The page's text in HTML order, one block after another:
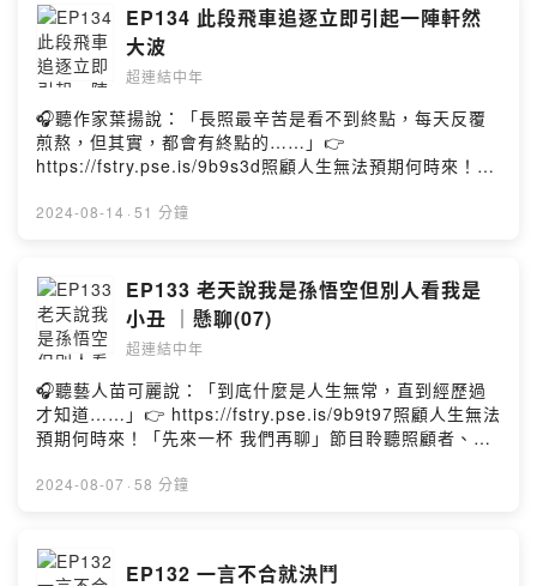
是，當越來越多3A級的遊戲開始強調其政確價值遠遠大過
於其遊戲性價值時，似乎是本末倒置。於是，一個全新的
名詞「政確型遊戲」油然而生。本集討論與政確很有關連
的甜心寶貝公司與遊戲界中的政確炎上事件。本集摘要：
Steam鑑賞家甜心寶貝Sweet Baby IncSweet Baby Inc
detected炎上事件政治正確DEI永續投資遊戲的藝術
Ubisoft刺客教條暗影者炎上事件歷史詮釋學日本歷史維基
百科星鳴特攻爆死預定快打旋風六塔羅關鍵字：錢幣四教
皇正位在這裡，中年男子張西恩跟中年女子莫以，用輕鬆
https://www.facebook.com/hyperlinkmillennialsQA ：
意見回饋投稿區
https://forms.gle/LJHFtdDNNFGEB4Nw5Powered by
Firstory Hosting
EP134 此段飛車追逐立即引起一陣軒然
大波
超連結中年
🎧聽作家葉揚說：「長照最辛苦是看不到終點，每天反覆
煎熬，但其實，都會有終點的……」👉
https://fstry.pse.is/9b9s3d照顧人生無法預期何時來！
點擊連結，讓我們有機會不在照顧困境掙扎。—— 以上為
聊那些我們聽到的看到的飛車追逐與我們親身經歷的路怒
事件。溫馨提醒：小心開車，因為路怒而發生意外真的不
值得。本集摘要：忙碌的小腳腳路怒人格corolla引擎在尖
叫留學生怕沒身份玩具槍紅燈不能右轉重機大叔很可怕正
當防衛打死人路怒成了現代人的文明病之一好好開車的定
義併排開車很危險暴躁的莫以香檳色老車占卜法無法理解
的自動駕駛老兄你直行道左轉警張時刻執法記錄儀的爭議
警匪追逐心經來保持身心平靜不要當那個好傢伙在這裡，
中年男子張西恩跟中年女子莫以，用輕鬆的口吻聊聊生活
https://www.facebook.com/hyperlinkmillennialsQA ：
意見回饋投稿區
2024-08-14 · 51 分鐘
EP133 老天說我是孫悟空但別人看我是
小丑 ｜懸聊(07)
超連結中年
🎧聽藝人苗可麗說：「到底什麼是人生無常，直到經歷過
才知道……」👉 https://fstry.pse.is/9b9t97照顧人生無法
預期何時來！「先來一杯 我們再聊」節目聆聽照顧者、陪
掙扎。—— 以上為 Firstory Podcast 廣告 ——前陣子在
及五花八門的小丑牌來試著做出高分的牌組。而這樣的遊
戲機制似乎意外詮釋了一種身心靈的人生觀。也由於這款
2024-08-07 · 58 分鐘
EP132 一言不合就決鬥